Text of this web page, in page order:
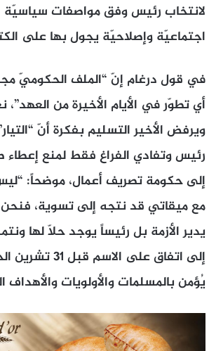
لانتخاب رئيس وفق مواصفات سياسيّة
اجتماعيّة وإصلاحيّة يجول بها على
في قول درغام إنّ “الملف الحكوميّ
أي تطوّر في الأيام الأخيرة من
ويرفض الأخير التسليم بفكرة أنّ
رئيس وتفادي الفراغ فقط لمنع إعطاء
إلى حكومة تصريف أعمال، موضحاً:
مع ميقاتي قد نتجه إلى تسوية، فنحن
يدير الأزمة بل رئيساً يوجد حلّا لها
إلى اتفاق على
يُؤمن بالمسلمات والأولويات والأهداف